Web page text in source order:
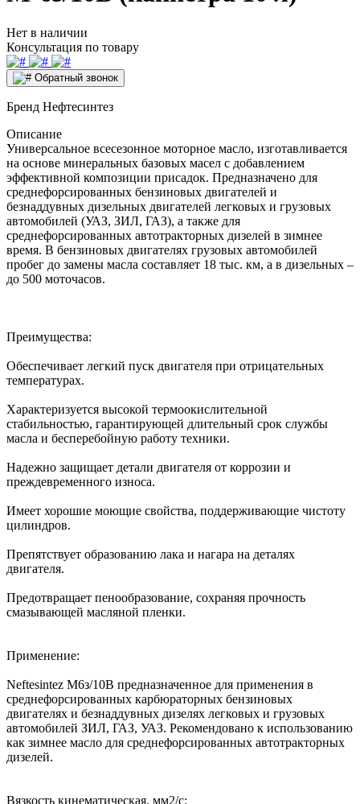
Нет в наличии
Консультация по товару
Обратный звонок
Бренд Нефтесинтез
Описание
Универсальное всесезонное моторное масло, изготавливается
на основе минеральных базовых масел с добавлением
эффективной композиции присадок. Предназначено для
среднефорсированных бензиновых двигателей и
безнаддувных дизельных двигателей легковых и грузовых
автомобилей (УАЗ, ЗИЛ, ГАЗ), а также для
среднефорсированных автотракторных дизелей в зимнее
время. В бензиновых двигателях грузовых автомобилей
пробег до замены масла составляет 18 тыс. км, а в дизельных –
до 500 моточасов.
Преимущества:
Обеспечивает легкий пуск двигателя при отрицательных
температурах.
Характеризуется высокой термоокислительной
стабильностью, гарантирующей длительный срок службы
масла и бесперебойную работу техники.
Надежно защищает детали двигателя от коррозии и
преждевременного износа.
Имеет хорошие моющие свойства, поддерживающие чистоту
цилиндров.
Препятствует образованию лака и нагара на деталях
двигателя.
Предотвращает пенообразование, сохраняя прочность
смазывающей масляной пленки.
Применение:
Neftesintez М6з/10В предназначенное для применения в
среднефорсированных карбюраторных бензиновых
двигателях и безнаддувных дизелях легковых и грузовых
автомобилей ЗИЛ, ГАЗ, УАЗ. Рекомендовано к использованию
как зимнее масло для среднефорсированных автотракторных
дизелей.
Вязкость кинематическая, мм2/с: